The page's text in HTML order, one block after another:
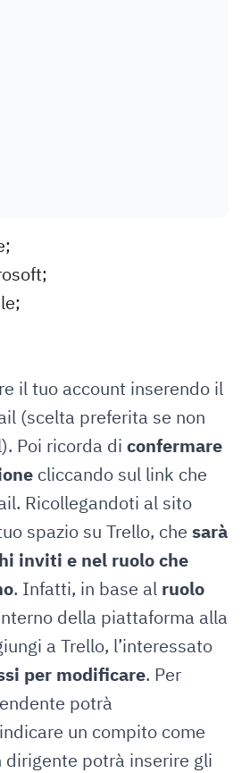
il tuo account inserendo il
(scelta preferita se non
Poi ricorda di confermare
cliccando sul link che
Ricollegandoti al sito
spazio su Trello, che sarà
inviti e nel ruolo che
. Infatti, in base al ruolo
della piattaforma alla
a Trello, l’interessato
per modificare. Per
potrà
un compito come
potrà inserire gli